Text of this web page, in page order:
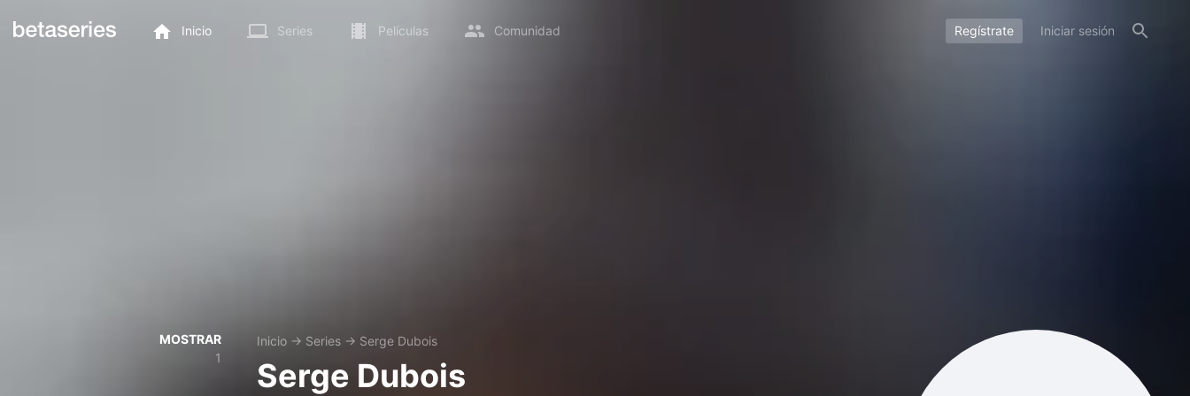
Inicio Series Películas Comunidad Regístrate Iniciar sesión
MOSTRAR
1
Inicio → Series → Serge Dubois
Serge Dubois